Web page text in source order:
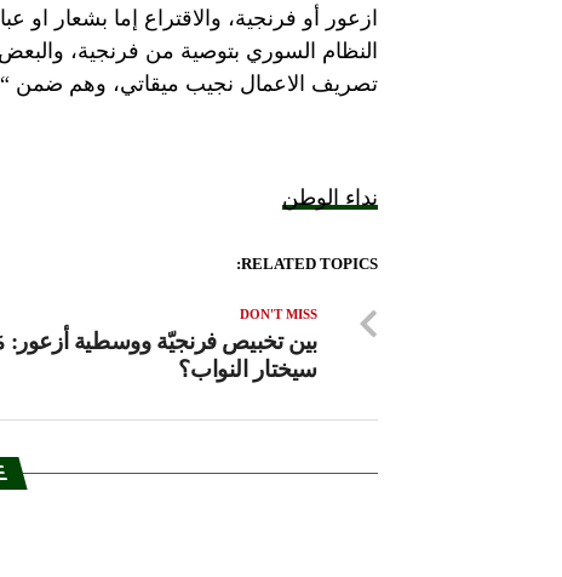
ازعور أو فرنجية، والاقتراع إما بشعار
النظام السوري بتوصية من فرنجية،
تصريف الاعمال نجيب ميقاتي، وهم ضمن
نداء الوطن
RELATED TOPICS:
DON'T MISS
بين تخبيص فرنجيّة ووسطية أزعور:
سيختار النواب؟